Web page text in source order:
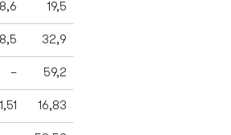
19,5
32,9
– 59,2
16,83